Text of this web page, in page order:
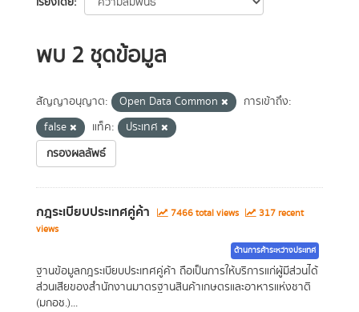
พบ 2 ชุดข้อมูล
สัญญาอนุญาต: Open Data Common
การเข้าถึง:
false
แท็ค:
ประเทศ
กรองผลลัพธ์
กฎระเบียบประเทศคู่ค้า 7466 total views
317 recent
views
ด้านการค้าระหว่างประเทศ
ฐานข้อมูลกฎระเบียบประเทศคู่ค้า ถือเป็นการให้บริการแก่ผู้มีส่วนได้
ส่วนเสียของสำนักงานมาตรฐานสินค้าเกษตรและอาหารแห่งชาติ
(มกอช.)...